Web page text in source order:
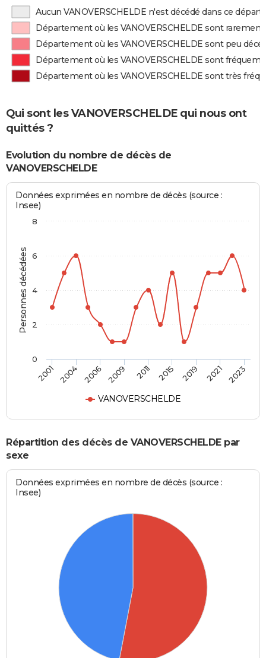
Aucun VANOVERSCHELDE n'est décédé dans ce
Département où les VANOVERSCHELDE sont
Département où les VANOVERSCHELDE sont peu
Département où les VANOVERSCHELDE sont
Département où les VANOVERSCHELDE sont très
Qui sont les VANOVERSCHELDE qui nous ont
quittés ?
Evolution du nombre de décès de
VANOVERSCHELDE
Personnes décédées
Données exprimées en nombre de décès (source :
Insee)
VANOVERSCHELDE
2001 2004 2006 2009 2011 2015 2019 2021 2023
0
2
4
6
8
Répartition des décès de VANOVERSCHELDE par
sexe
Données exprimées en nombre de décès (source :
Insee)